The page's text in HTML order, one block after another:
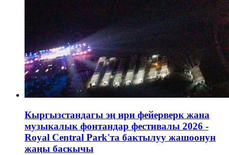
Кыргызстандагы эң ири фейерверк жана
музыкалык фонтандар фестивалы 2026 -
Royal Central Park'та бактылуу жашоонун
жаңы баскычы